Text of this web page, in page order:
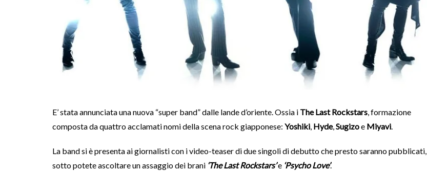
E’ stata annunciata una nuova “super band” dalle lande d’oriente. Ossia i The Last Rockstars, formazione
composta da quattro acclamati nomi della scena rock giapponese: Yoshiki, Hyde,Sugizoe Miyavi.
La band si è presenta ai giornalisti con i video-teaser di due singoli di debutto che presto saranno pubblicati,
sotto potete ascoltare un assaggio dei brani ‘The Last Rockstars’e ‘Psycho Love’.